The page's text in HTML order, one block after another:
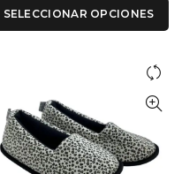
SELECCIONAR OPCIONES